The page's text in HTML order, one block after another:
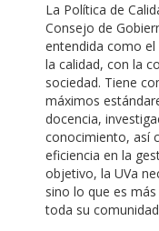
La Política de
Consejo de
entendida como
la calidad, con la
sociedad. Tiene
máximos
docencia,
conocimiento, así
eficiencia en la
objetivo, la UVa
sino lo que es
toda su